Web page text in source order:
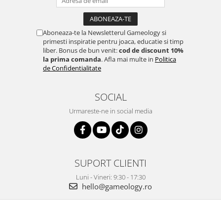
Aboneaza-te la Newsletterul Gameology si
primesti inspiratie pentru joaca, educatie si timp
liber. Bonus de bun venit:cod de discount 10%
la prima comanda. Afla mai multe in Politica
de Confidentialitate
SOCIAL
Urmareste-ne in social media
SUPORT CLIENTI
Luni - Vineri: 9:30 - 17:30
hello@gameology.ro